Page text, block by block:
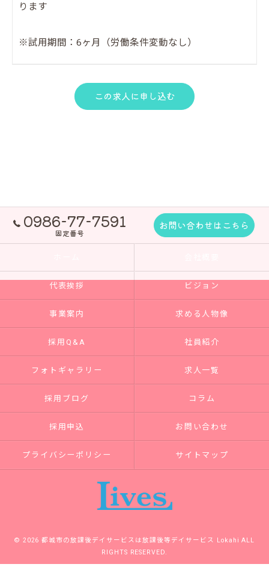
ります
※試用期間：6ヶ月（労働条件変動なし）
この求人に申し込む
0986-77-7591
固定番号
お問い合わせはこちら
代表挨拶 ビジョン
事業案内 求める人物像
採用Q&A 社員紹介
フォトギャラリー 求人一覧
採用ブログ コラム
採用申込 お問い合わせ
プライバシーポリシー サイトマップ
© 2026 都城市の放課後デイサービスは放課後等デイサービス Lokahi ALL
RIGHTS RESERVED.